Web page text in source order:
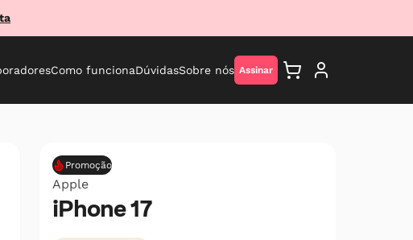
Como funcionaDúvidasSobre nós Assinar
Promoção
Apple
iPhone 17